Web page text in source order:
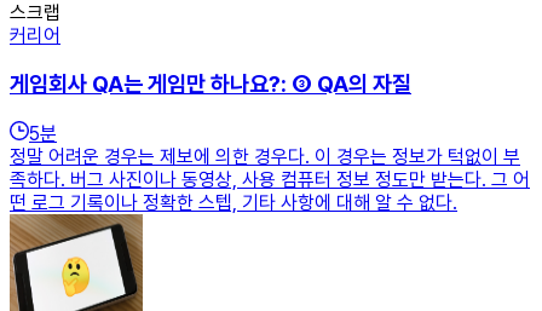
스크랩
커리어
게임회사 QA는 게임만 하나요?: ③ QA의 자질
5분
정말 어려운 경우는 제보에 의한 경우다. 이 경우는 정보가 턱없이 부
족하다. 버그 사진이나 동영상, 사용 컴퓨터 정보 정도만 받는다. 그 어
떤 로그 기록이나 정확한 스텝, 기타 사항에 대해 알 수 없다.